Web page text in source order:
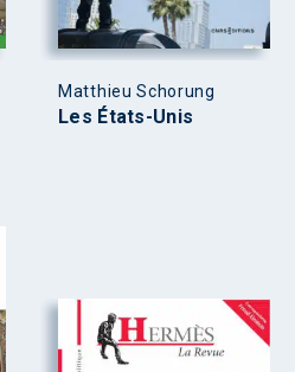
Matthieu Schorung
Les États-Unis